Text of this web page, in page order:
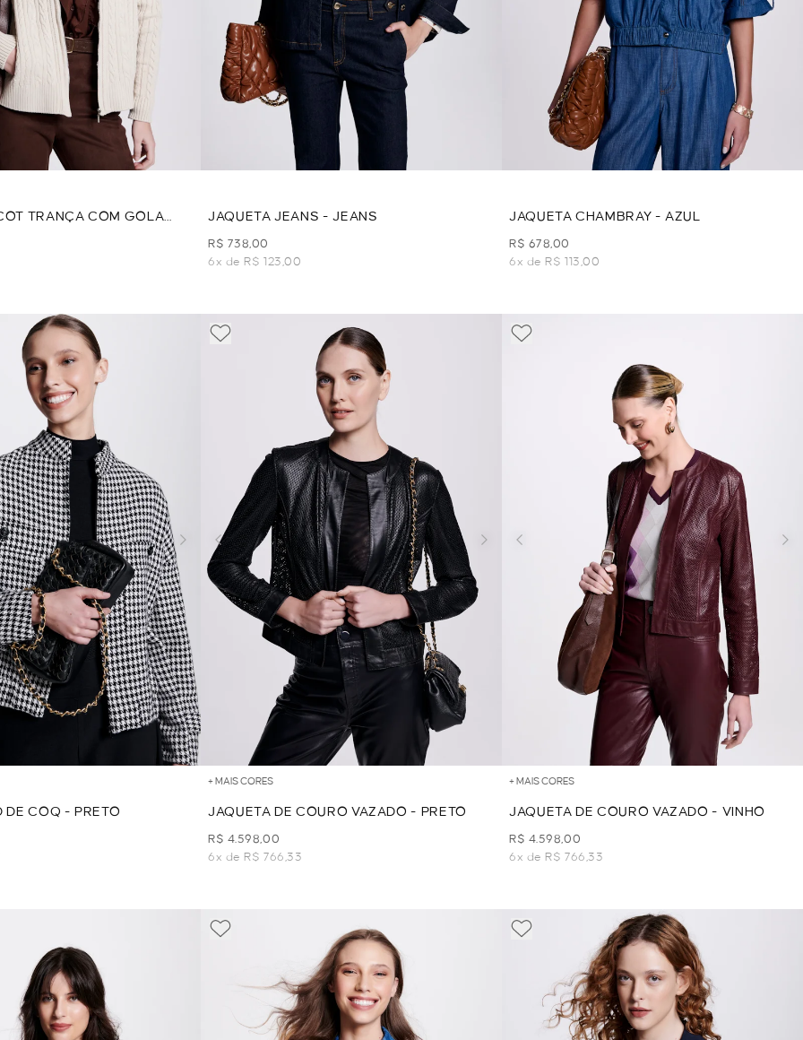
TRANÇA COM GOLA
JAQUETA JEANS - JEANS
R$ 738,00
6x de R$ 123,00
JAQUETA CHAMBRAY - AZUL
R$ 678,00
6x de R$ 113,00
DE COQ - PRETO
+ MAIS CORES
JAQUETA DE COURO VAZADO - PRETO
R$ 4.598,00
6x de R$ 766,33
+ MAIS CORES
JAQUETA DE COURO VAZADO - VINHO
R$ 4.598,00
6x de R$ 766,33